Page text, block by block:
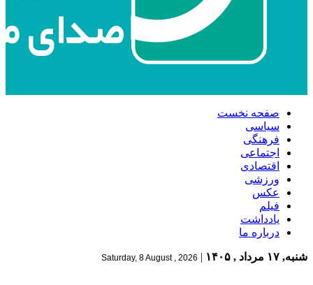
صفحه نخست
سیاسی
فرهنگی
اجتماعی
اقتصادی
ورزشی
عکس
فیلم
یادداشت
درباره ما
شنبه, ۱۷ مرداد , ۱۴۰۵ |
Saturday, 8 August , 2026